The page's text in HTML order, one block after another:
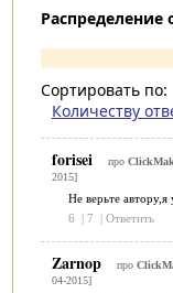
Сортировать по:
Количеству
forisei про
2015]
Не верьте
6
| 7 | Ответить
Zarnop про
04-2015]